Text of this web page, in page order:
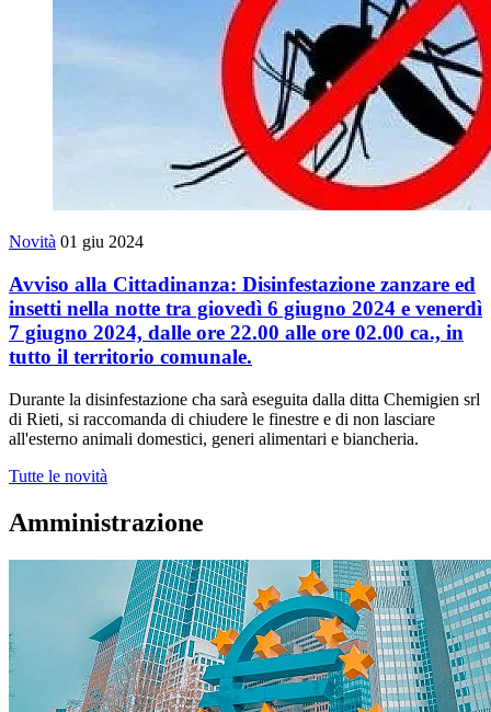
Novità 01 giu 2024
Avviso alla Cittadinanza: Disinfestazione zanzare ed
insetti nella notte tra giovedì 6 giugno 2024 e venerdì
7 giugno 2024, dalle ore 22.00 alle ore 02.00 ca., in
tutto il territorio comunale.
Durante la disinfestazione cha sarà eseguita dalla ditta Chemigien srl
di Rieti, si raccomanda di chiudere le finestre e di non lasciare
all'esterno animali domestici, generi alimentari e biancheria.
Tutte le novità
Amministrazione